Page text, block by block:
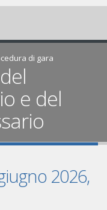
di gara
e del
2026,